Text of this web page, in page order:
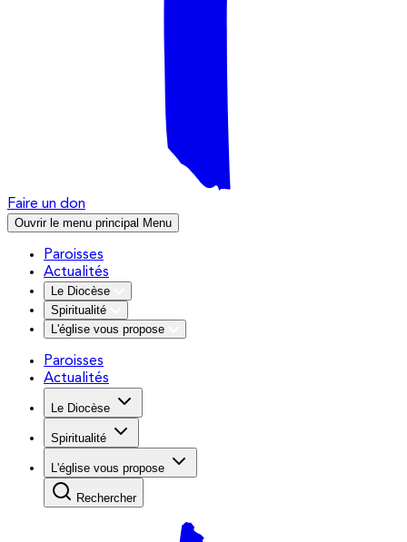
Faire un don
Ouvrir le menu principal Menu
Paroisses
Actualités
Le Diocèse
Spiritualité
L'église vous propose
Paroisses
Actualités
Le Diocèse
Spiritualité
L'église vous propose
Rechercher